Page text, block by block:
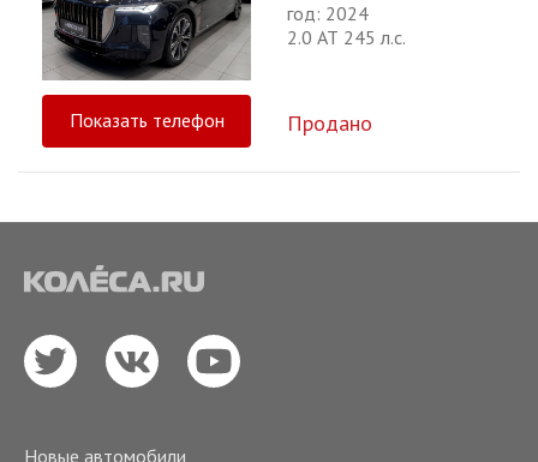
год: 2024
2.0 АТ 245 л.с.
Показать телефон Продано
Новые автомобили